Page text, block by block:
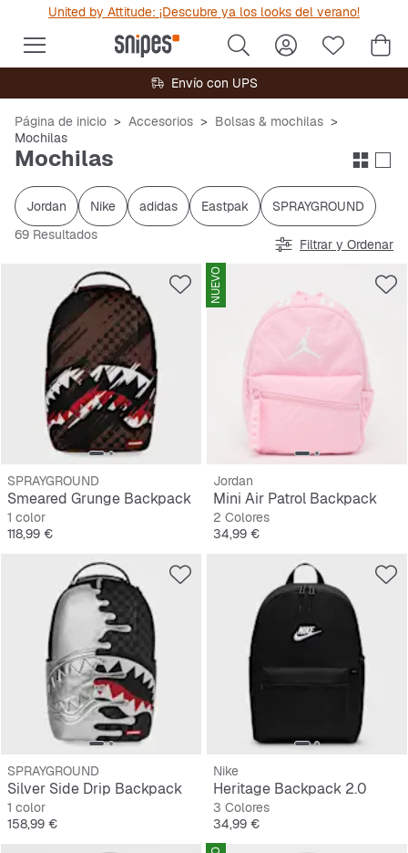
United by Attitude: ¡Descubre ya los looks del verano!
Envío con UPS
Página de inicio Accesorios
Bolsas & mochilas
Mochilas
Mochilas
Jordan Nike adidas Eastpak
SPRAYGROUND
69 Resultados
Filtrar y Ordenar
SPRAYGROUND
Smeared Grunge Backpack
1 color
Precio
118,99 €
NUEVO
Jordan
Mini Air Patrol Backpack
2 Colores
Precio
34,99 €
SPRAYGROUND
Silver Side Drip Backpack
1 color
Precio
158,99 €
Nike
Heritage Backpack 2.0
3 Colores
Precio
34,99 €